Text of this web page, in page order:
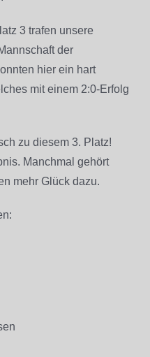
3 trafen unsere
der
hier ein hart
mit einem 2:0-Erfolg
zu diesem 3. Platz!
Manchmal gehört
mehr Glück dazu.